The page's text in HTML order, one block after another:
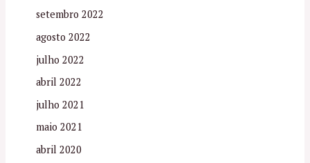
setembro 2022
agosto 2022
julho 2022
abril 2022
julho 2021
maio 2021
abril 2020